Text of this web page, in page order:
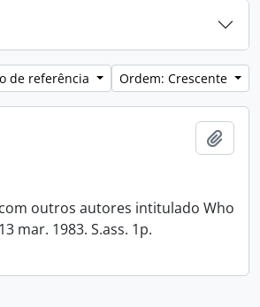
de referência Ordem: Crescente
outros autores intitulado Who
mar. 1983. S.ass. 1p.